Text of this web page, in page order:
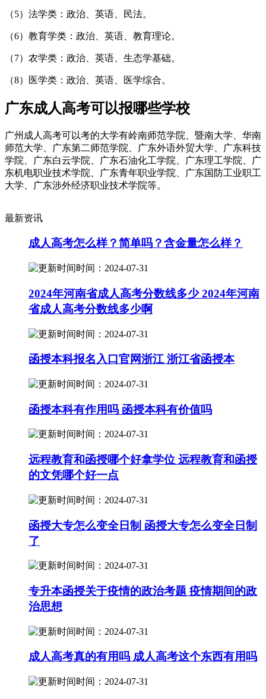
（5）法学类：政治、英语、民法。
（6）教育学类：政治、英语、教育理论。
（7）农学类：政治、英语、生态学基础。
（8）医学类：政治、英语、医学综合。
广东成人高考可以报哪些学校
广州成人高考可以考的大学有岭南师范学院、暨南大学、华南
师范大学、广东第二师范学院、广东外语外贸大学、广东科技
学院、广东白云学院、广东石油化工学院、广东理工学院、广
东机电职业技术学院、广东青年职业学院、广东国防工业职工
大学、广东涉外经济职业技术学院等。
最新资讯
成人高考怎么样？简单吗？含金量怎么样？
时间：2024-07-31
2024年河南省成人高考分数线多少 2024年河南
省成人高考分数线多少啊
时间：2024-07-31
函授本科报名入口官网浙江 浙江省函授本
时间：2024-07-31
函授本科有作用吗 函授本科有价值吗
时间：2024-07-31
远程教育和函授哪个好拿学位 远程教育和函授
的文凭哪个好一点
时间：2024-07-31
函授大专怎么变全日制 函授大专怎么变全日制
了
时间：2024-07-31
专升本函授关于疫情的政治考题 疫情期间的政
治思想
时间：2024-07-31
成人高考真的有用吗 成人高考这个东西有用吗
时间：2024-07-31